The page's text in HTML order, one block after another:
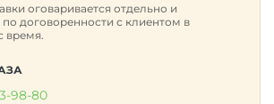
оговаривается отдельно и
по договоренности с клиентом в
время.
98-80